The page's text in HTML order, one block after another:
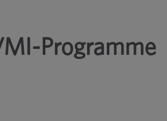
Programme